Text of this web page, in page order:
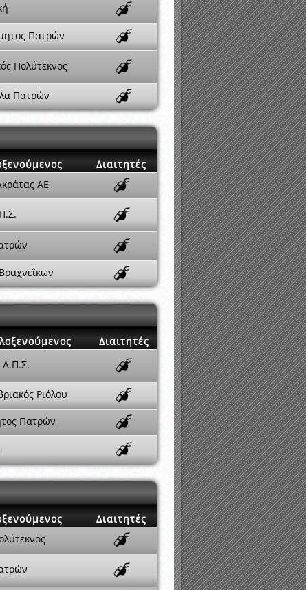
Πατρών
Πολύτεκνος
Πατρών
Διαιτητές
ΑΕ
Διαιτητές
Α.Π.Σ.
Ριόλου
Πατρών
Διαιτητές